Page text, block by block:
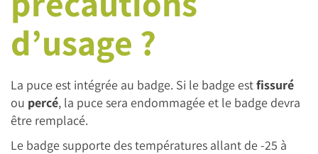
d’usage ?
La puce est intégrée au badge. Si le badge estfissuré
ou percé, la puce sera endommagée et le badge devra
être remplacé.
Le badge supporte des températures allant de -25 à